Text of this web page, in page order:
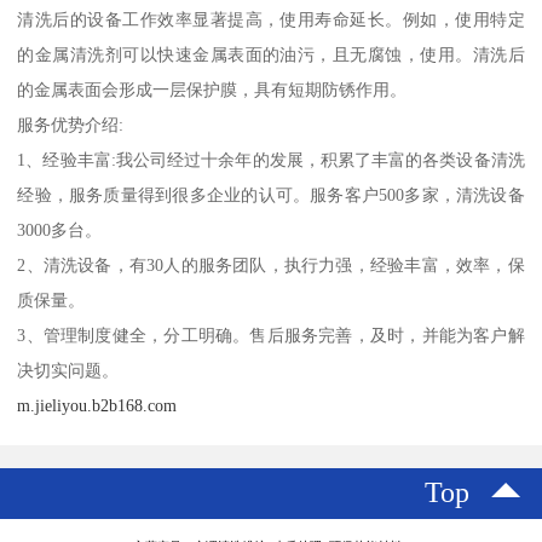
清洗后的设备工作效率显著提高，使用寿命延长。例如，使用特定
的金属清洗剂可以快速金属表面的油污，且无腐蚀，使用。清洗后
的金属表面会形成一层保护膜，具有短期防锈作用。
服务优势介绍:
1、经验丰富:我公司经过十余年的发展，积累了丰富的各类设备清洗
经验，服务质量得到很多企业的认可。服务客户500多家，清洗设备
3000多台。
2、清洗设备，有30人的服务团队，执行力强，经验丰富，效率，保
质保量。
3、管理制度健全，分工明确。售后服务完善，及时，并能为客户解
决切实问题。
m.jieliyou.b2b168.com
Top